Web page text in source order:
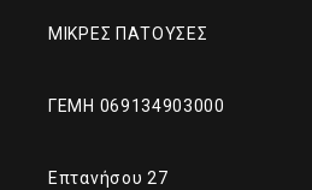
ΜΙΚΡΕΣ ΠΑΤΟΥΣΕΣ
ΓΕΜΗ 069134903000
Επτανήσου 27